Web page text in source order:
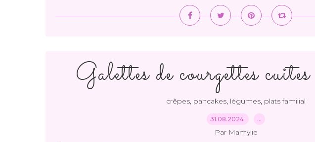
Galettes de courgettes
crêpes, pancakes, légumes, plats familial
31.08.2024 …
Par Mamylie